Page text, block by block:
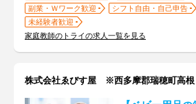
副業・Ｗワーク歓迎
シフト自由・自己申告
未経験者歓迎
家庭教師のトライの求人一覧を見る
株式会社ゑびす屋 ※西多摩郡瑞穂町高根